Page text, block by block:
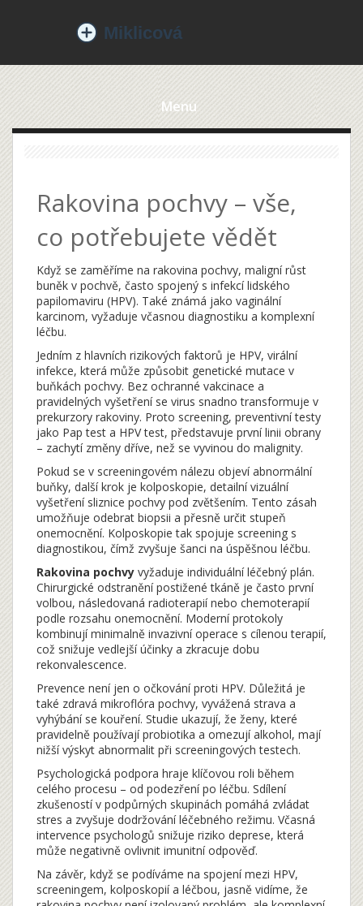
Menu
Rakovina pochvy – vše,
co potřebujete vědět
Když se zaměříme na rakovina pochvy, maligní růst
buněk v pochvě, často spojený s infekcí lidského
papilomaviru (HPV). Také známá jako vaginální
karcinom, vyžaduje včasnou diagnostiku a komplexní
léčbu.
Jedním z hlavních rizikových faktorů je HPV, virální
infekce, která může způsobit genetické mutace v
buňkách pochvy. Bez ochranné vakcinace a
pravidelných vyšetření se virus snadno transformuje v
prekurzory rakoviny. Proto screening, preventivní testy
jako Pap test a HPV test, představuje první linii obrany
– zachytí změny dříve, než se vyvinou do malignity.
Pokud se v screeningovém nálezu objeví abnormální
buňky, další krok je kolposkopie, detailní vizuální
vyšetření sliznice pochvy pod zvětšením. Tento zásah
umožňuje odebrat biopsii a přesně určit stupeň
onemocnění. Kolposkopie tak spojuje screening s
diagnostikou, čímž zvyšuje šanci na úspěšnou léčbu.
Rakovina pochvy vyžaduje individuální léčebný plán.
Chirurgické odstranění postižené tkáně je často první
volbou, následovaná radioterapií nebo chemoterapií
podle rozsahu onemocnění. Moderní protokoly
kombinují minimalně invazivní operace s cílenou terapií,
což snižuje vedlejší účinky a zkracuje dobu
rekonvalescence.
Prevence není jen o očkování proti HPV. Důležitá je
také zdravá mikroflóra pochvy, vyvážená strava a
vyhýbání se kouření. Studie ukazují, že ženy, které
pravidelně používají probiotika a omezují alkohol, mají
nižší výskyt abnormalit při screeningových testech.
Psychologická podpora hraje klíčovou roli během
celého procesu – od podezření po léčbu. Sdílení
zkušeností v podpůrných skupinách pomáhá zvládat
stres a zvyšuje dodržování léčebného režimu. Včasná
intervence psychologů snižuje riziko deprese, která
může negativně ovlivnit imunitní odpověď.
Na závěr, když se podíváme na spojení mezi HPV,
screeningem, kolposkopií a léčbou, jasně vidíme, že